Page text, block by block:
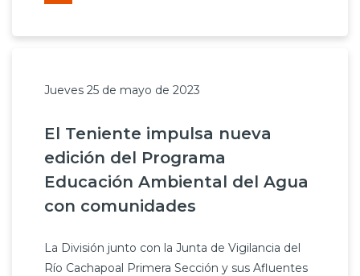
Jueves 25 de mayo de 2023
El Teniente impulsa nueva
edición del Programa
Educación Ambiental del Agua
con comunidades
La División junto con la Junta de Vigilancia del
Río Cachapoal Primera Sección y sus Afluentes